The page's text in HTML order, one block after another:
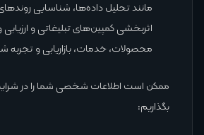
مانند تحلیل داده‌ها، شناسایی
اثربخشی کمپین‌های تبلیغاتی و
محصولات، خدمات، بازاریابی و تجربه
ممکن است اطلاعات شخصی شما را در شرایط
بگذاریم: